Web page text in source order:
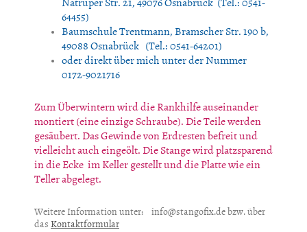
64455)
Baumschule Trentmann, Bramscher Str. 190 b,
49088 Osnabrück (Tel.: 0541-64201)
oder direkt über mich unter der Nummer
0172-9021716
Zum Überwintern wird die Rankhilfe auseinander
montiert (eine einzige Schraube). Die Teile werden
gesäubert. Das Gewinde von Erdresten befreit und
vielleicht auch eingeölt. Die Stange wird platzsparend
in die Ecke im Keller gestellt und die Platte wie ein
Teller abgelegt.
Weitere Information unter: info@stangofix.de bzw. über
das Kontaktformular